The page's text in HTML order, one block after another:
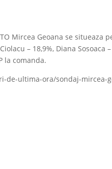
Mircea Geoana se
– 18,9%, Diana Sosoaca
la comanda.
ultima-ora/sondaj-mircea-